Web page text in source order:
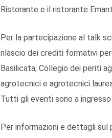
Ristorante e il ristorante
Per la partecipazione al talk
rilascio dei crediti formativi
Basilicata; Collegio dei periti
agrotecnici e agrotecnici
Tutti gli eventi sono a
Per informazioni e dettagli